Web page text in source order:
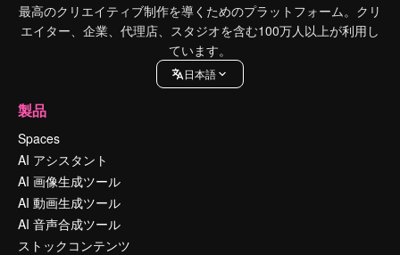
最高のクリエイティブ制作を導くためのプラットフォーム。クリ
エイター、企業、代理店、スタジオを含む100万人以上が利用し
ています。
日本語
製品
Spaces
AI アシスタント
AI 画像生成ツール
AI 動画生成ツール
AI 音声合成ツール
ストックコンテンツ